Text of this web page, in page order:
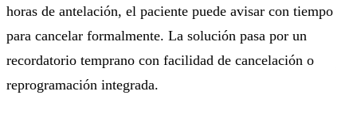
horas de antelación, el paciente puede avisar con tiempo
para cancelar formalmente. La solución pasa por un
recordatorio temprano con facilidad de cancelación o
reprogramación integrada.